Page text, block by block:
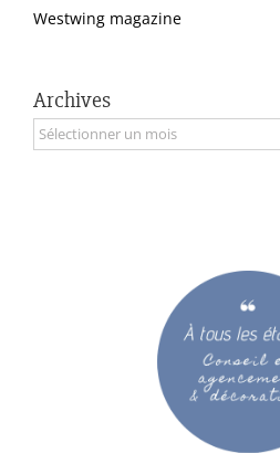
Westwing magazine
Archives
Archives